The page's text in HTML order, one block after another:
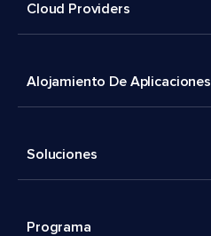
Cloud Providers
Alojamiento De Aplicaciones
Soluciones
Programa